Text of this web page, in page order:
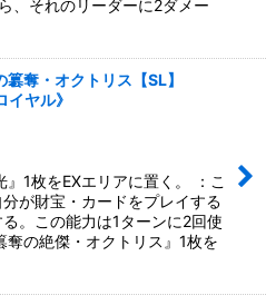
、それのリーダーに2ダメー
簒奪・オクトリス【SL】
ヤル》
枚をEXエリアに置く。 ：こ
が財宝・カードをプレイする
。この能力は1ターンに2回使
奪の絶傑・オクトリス』1枚を